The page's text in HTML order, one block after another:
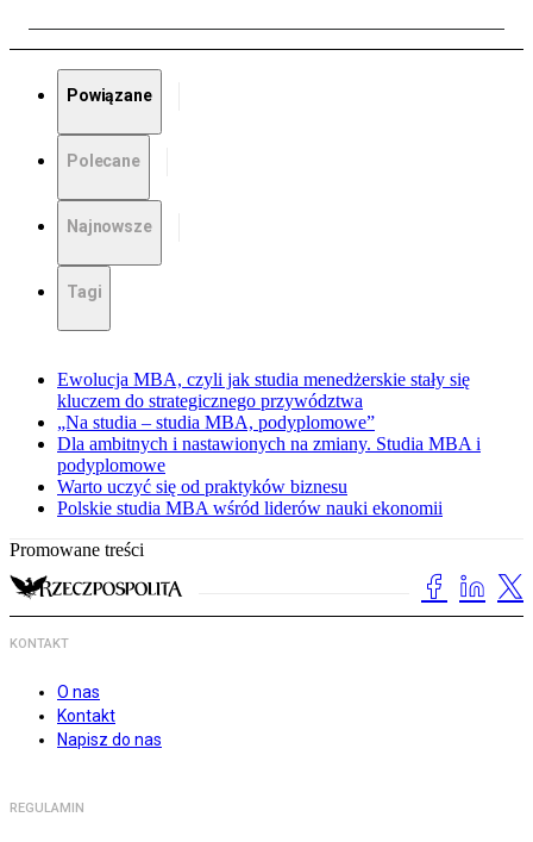
Powiązane
Polecane
Najnowsze
Tagi
Ewolucja MBA, czyli jak studia menedżerskie stały się
kluczem do strategicznego przywództwa
„Na studia – studia MBA, podyplomowe”
Dla ambitnych i nastawionych na zmiany. Studia MBA i
podyplomowe
Warto uczyć się od praktyków biznesu
Polskie studia MBA wśród liderów nauki ekonomii
Promowane treści
KONTAKT
O nas
Kontakt
Napisz do nas
REGULAMIN